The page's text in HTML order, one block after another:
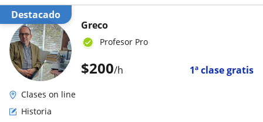
Destacado
$200/h 1ª clase gratis
Greco
Profesor Pro
Clases on line
Historia